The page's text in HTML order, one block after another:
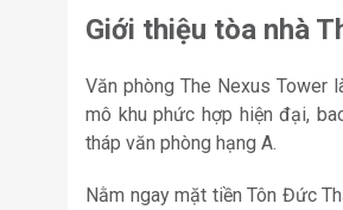
Giới thiệu tòa nhà
Văn phòng The Nexus Tower
mô khu phức hợp hiện đại,
tháp văn phòng hạng A.
Nằm ngay mặt tiền Tôn Đức